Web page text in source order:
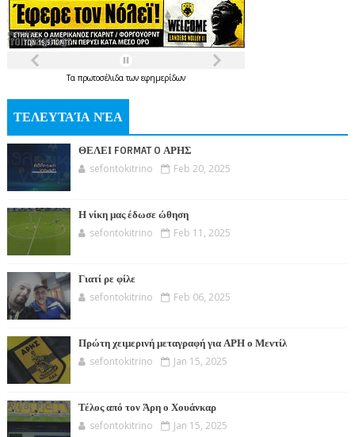
Τα πρωτοσέλιδατων εφημερίδων
ΤΕΛΕΥΤΑΊΑ ΝΈΑ
ΘΕΛΕΙ FORMAT O ΑΡΗΣ
sefontokitrino Feb 20, 2025
Η νίκη μας έδωσε ώθηση
sefontokitrino Feb 11, 2025
Γιατί ρε φίλε
sefontokitrino Feb 06, 2025
Πρώτη χειμερινή μεταγραφή για ΑΡΗ ο Μεντίλ
sefontokitrino Jan 15, 2025
Τέλος από τον Άρη ο Χουάνκαρ
sefontokitrino Jan 15, 2025